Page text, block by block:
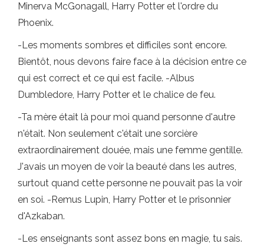
Minerva McGonagall, Harry Potter et l'ordre du
Phoenix.
-Les moments sombres et difficiles sont encore.
Bientôt, nous devons faire face à la décision entre ce
qui est correct et ce qui est facile. -Albus
Dumbledore, Harry Potter et le chalice de feu.
-Ta mère était là pour moi quand personne d'autre
n'était. Non seulement c'était une sorcière
extraordinairement douée, mais une femme gentille.
J'avais un moyen de voir la beauté dans les autres,
surtout quand cette personne ne pouvait pas la voir
en soi. -Remus Lupin, Harry Potter et le prisonnier
d'Azkaban.
-Les enseignants sont assez bons en magie, tu sais.